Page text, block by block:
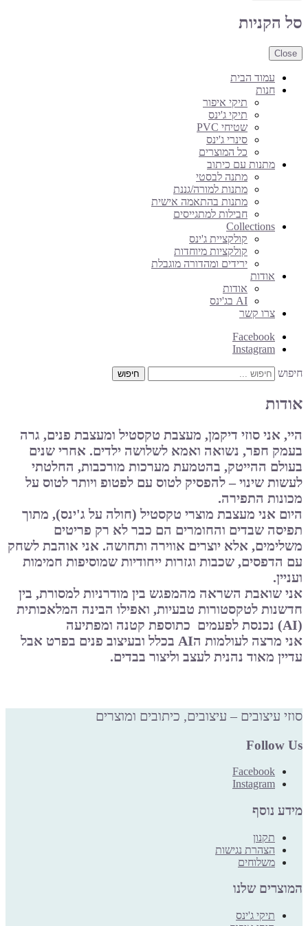
סל הקניות
Close
עמוד הבית
חנות
תיקי איפור
תיקי ג'ינס
שטיחי PVC
סינרי ג'ינס
כל המוצרים
מתנות עם כיתוב
מתנה לבסטי
מתנות למורה/גננת
מתנות בהתאמה אישית
חבילות למתגייסים
Collections
קולקציית ג'ינס
קולקציות מיוחדות
ירידים ומהדורה מוגבלת
אודות
אודות
AI בג'ינס
צרו קשר
Facebook
Instagram
חיפוש
אודות
היי, אני סוזי דיקמן, מעצבת טקסטיל ומעצבת פנים, גרה
בעמק חפר, נשואה ואמא לשלושה ילדים. אחרי שנים
בעולם ההייטק, בהטמעת מערכות מורכבות, החלטתי
לעשות שינוי – להפסיק לטוס עם לפטופ ויותר לטוס על
מכונות התפירה.
היום אני מעצבת מוצרי טקסטיל (חולה על ג'ינס), מתוך
תפיסה שבדים והחומרים הם כבר לא רק פריטים
משלימים, אלא יוצרים אווירה ותחושה. אני אוהבת לשחק
עם הדפסים, שכבות וגזרות ייחודיות שמוסיפות חמימות
ועניין.
אני שואבת השראה מהמפגש בין מודרניות למסורת, בין
חדשנות לטקסטורות טבעיות, ואפילו הבינה המלאכותית
(AI)
נכנסת לפעמים כתוספת קטנה ומפתיעה
אני מרצה לעולמות הAI בכלל ובעיצוב פנים בפרט אבל
עדיין מאוד נהנית לעצב וליצור בבדים.
סוזי עיצובים – עיצובים, כיתובים ומוצרים
Follow Us
Facebook
Instagram
מידע נוסף
תקנון
הצהרת נגישות
משלוחים
המוצרים שלנו
תיקי ג'ינס